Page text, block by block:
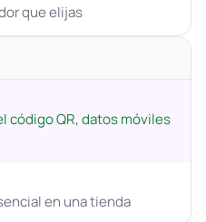
que elijas
código QR, datos móviles
en una tienda